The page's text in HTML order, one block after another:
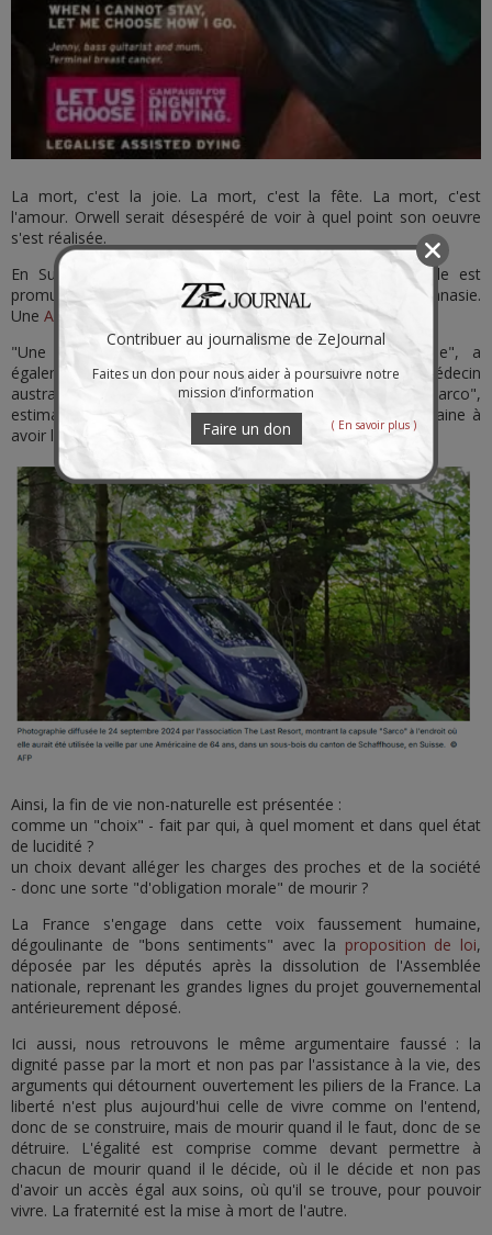
La mort, c'est la joie. La mort, c'est la fête. La mort, c'est
l'amour. Orwell serait désespéré de voir à quel point son oeuvre
s'est réalisée.
En Suisse, une capsule magique, portative et individuelle est
promue comme le nec plus ultra de l'euthanasie.
Une Américaine
est ainsi venue mourir dans la forêt suisse :
"Une mort paisible et idyllique dans une forêt suisse", a
également commenté mardi sur X Philip Nitschke, médecin
australien et militant proeuthanasie ayant créé la capsule "Sarco",
estimant que le dispositif avait permis d'"aider une Américaine à
avoir la mort qu'elle souhaitait".
Ainsi, la fin de vie non-naturelle est présentée :
comme un "choix" - fait par qui, à quel moment et dans quel état
de lucidité ?
un choix devant alléger les charges des proches et de la société
- donc une sorte "d'obligation morale" de mourir ?
La France s'engage dans cette voix faussement humaine,
dégoulinante de "bons sentiments" avec la proposition de loi,
déposée par les députés après la dissolution de l'Assemblée
nationale, reprenant les grandes lignes du projet gouvernemental
antérieurement déposé.
Ici aussi, nous retrouvons le même argumentaire faussé : la
dignité passe par la mort et non pas par l'assistance à la vie, des
arguments qui détournent ouvertement les piliers de la France. La
liberté n'est plus aujourd'hui celle de vivre comme on l'entend,
donc de se construire, mais de mourir quand il le faut, donc de se
détruire. L'égalité est comprise comme devant permettre à
chacun de mourir quand il le décide, où il le décide et non pas
d'avoir un accès égal aux soins, où qu'il se trouve, pour pouvoir
vivre. La fraternité est la mise à mort de l'autre.
Contribuer au journalisme de ZeJournal
Faites un don pour nous aider à poursuivre notre
mission d’information
Faire un don ( En savoir plus )